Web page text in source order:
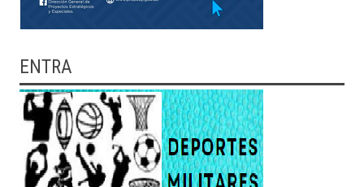
ENTRA